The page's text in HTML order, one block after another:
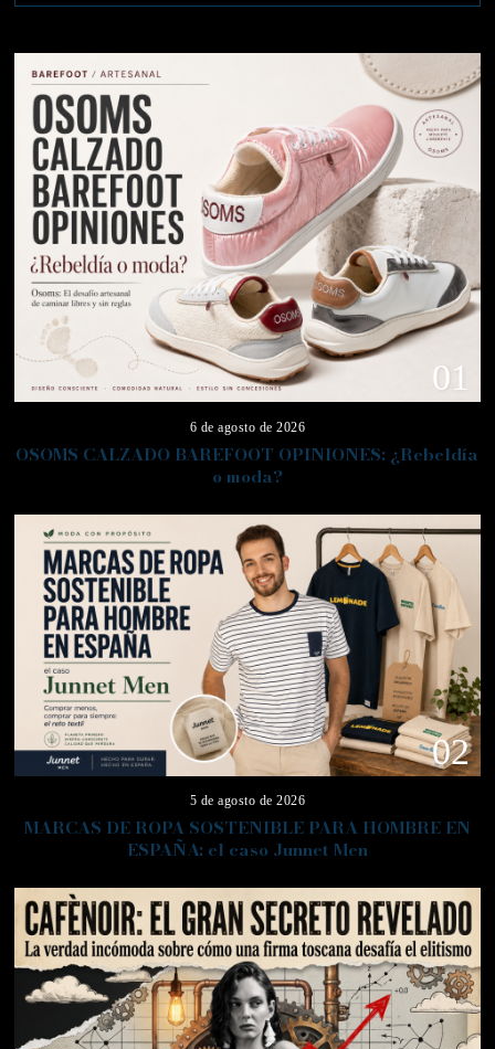
01
6 de agosto de 2026
OSOMS CALZADO BAREFOOT OPINIONES: ¿Rebeldía
o moda?
02
5 de agosto de 2026
MARCAS DE ROPA SOSTENIBLE PARA HOMBRE EN
ESPAÑA: el caso Junnet Men